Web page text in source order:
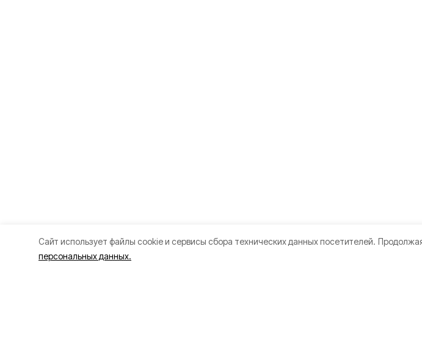
Cайт использует файлы cookie и сервисы сбора технических данных посетителей.
персональных данных.